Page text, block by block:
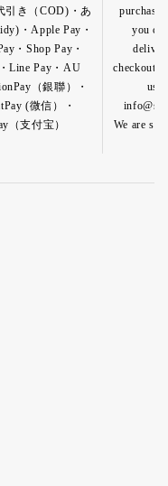
引き（COD)・あ
・Apple Pay・
・Shop Pay・
Line Pay・AU
（銀聯）・
(微信）・
（支付宝）
purchase
you
checkout
us
We are so